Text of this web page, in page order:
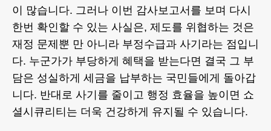
이 많습니다. 그러나 이번 감사보고서를 보며 다시
한번 확인할 수 있는 사실은, 제도를 위협하는 것은
재정 문제뿐 만 아니라 부정수급과 사기라는 점입니
다. 누군가가 부당하게 혜택을 받는다면 결국 그 부
담은 성실하게 세금을 납부하는 국민들에게 돌아갑
니다. 반대로 사기를 줄이고 행정 효율을 높이면 쇼
셜시큐리티는 더욱 건강하게 유지될 수 있습니다.